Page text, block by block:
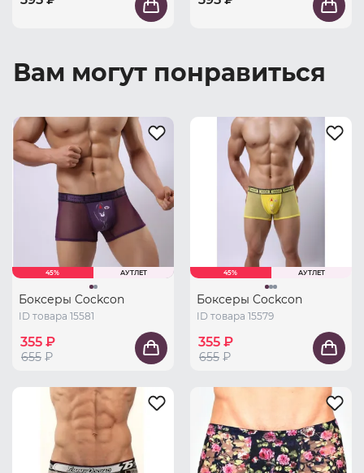
Вам могут понравиться
45% АУТЛЕТ
Боксеры Cockcon
ID товара 15581
355 ₽
655 ₽
45% АУТЛЕТ
Боксеры Cockcon
ID товара 15579
355 ₽
655 ₽